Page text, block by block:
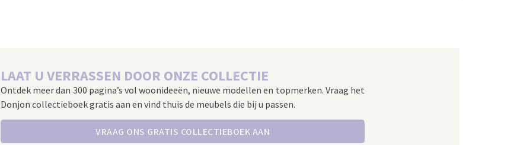
LAAT U VERRASSEN DOOR ONZE COLLECTIE
Ontdek meer dan 300 pagina’s vol woonideeën, nieuwe modellen en topmerken. Vraag het
Donjon collectieboek gratis aan en vind thuis de meubels die bij u passen.
VRAAG ONS GRATIS COLLECTIEBOEK AAN